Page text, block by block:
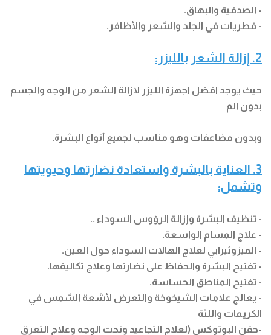
- الصدفية والبهاق.
- فطريات في الجلد والشعر والأظافر.
2. إزالة الشعر بالليزر:
حيث يوجد افضل اجهزة الليزر لازالة الشعر من الوجه والجسم
بدون الم
وبدون مضاعفات وهو مناسب لجميع أنواع البشرة.
3. العناية بالبشرة واستعادة نضارتها وحيويتها
وتشمل:
- تنظيف البشرة وإزالة الرؤوس السوداء ..
- علاج المسام الواسعة.
- الميزوثيرابي لعلاج الهالات السوداء حول العين.
- تفتيح البشرة والحفاظ على نضارتها وعلاج تكاليفها.
- تفتيح المناطق الحساسة.
- يعالج علامات الشيخوخة والتعرض لأشعة الشمس في
الكريمات واللثة
-حقن البوتوكس (لعلاج التجاعيد ونحت الوجه وعلاج التعرق